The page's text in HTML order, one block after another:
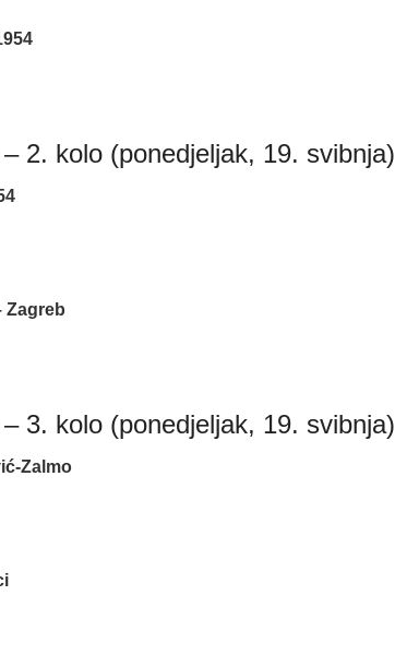
2. kolo (ponedjeljak, 19. svibnja)
Zagreb
3. kolo (ponedjeljak, 19. svibnja)
Zalmo